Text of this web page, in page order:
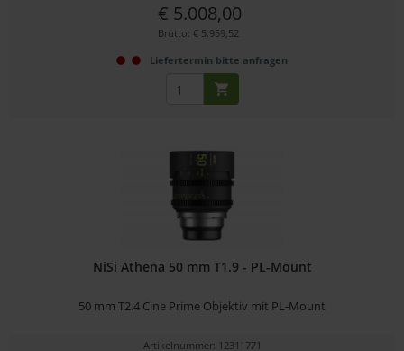
€ 5.008,00
Brutto: € 5.959,52
Liefertermin bitte anfragen
NiSi Athena 50 mm T1.9 - PL-Mount
50 mm T2.4 Cine Prime Objektiv mit PL-Mount
Artikelnummer: 12311771